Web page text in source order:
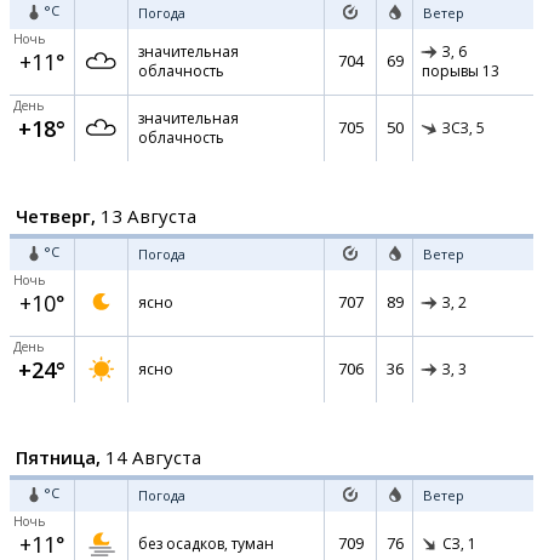
°C Погода Ветер
Ночь
+11°
значительная
облачность
704 69 З, 6
порывы 13
День
+18°
значительная
облачность
705 50 ЗСЗ, 5
Четверг, 13 Августа
°C Погода Ветер
Ночь
+10° ясно 707 89 З, 2
День
+24° ясно 706 36 З, 3
Пятница, 14 Августа
°C Погода Ветер
Ночь
+11° без осадков, туман 709 76 СЗ, 1